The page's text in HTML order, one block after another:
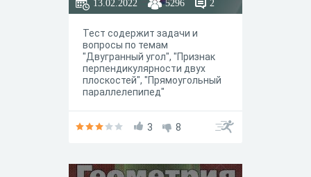
65% баллов, то Вы можете
скачат сертификат о
прохождении теста.
13.02.2022 5296 2
Тест содержит задачи и
вопросы по темам
"Двугранный угол", "Признак
перпендикулярности двух
плоскостей", "Прямоугольный
параллелепипед"
3 8